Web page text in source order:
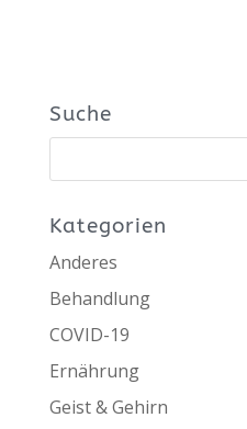
Suche
Kategorien
Anderes
Behandlung
COVID-19
Ernährung
Geist & Gehirn